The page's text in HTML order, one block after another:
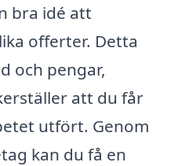
bra idé att
offerter. Detta
och pengar,
att du får
utfört. Genom
kan du få en